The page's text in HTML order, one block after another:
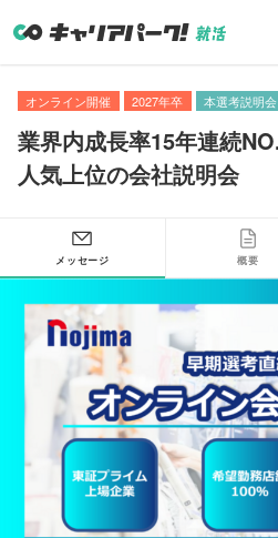
オンライン開催 2027年卒 本選考説明会
業界内成長率15年連続
人気上位の会社説明会
メッセージ 概要